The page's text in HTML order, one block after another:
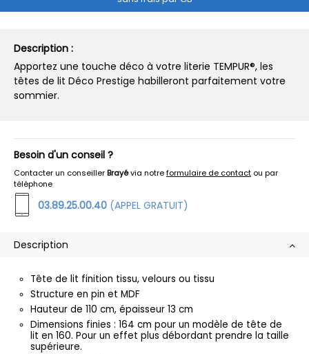
Description :
Apportez une touche déco à votre literie TEMPUR®, les
têtes de lit Déco Prestige habilleront parfaitement votre
sommier.
Besoin d'un conseil ?
Contacter un conseillerBrayévia notreformulaire de contact ou par
téléphone
03.89.25.00.40 (APPEL GRATUIT)
Description
Tête de lit finition tissu, velours ou tissu
Structure en pin et MDF
Hauteur de 110 cm, épaisseur 13 cm
Dimensions finies : 164 cm pour un modèle de tête de
lit en 160. Pour un effet plus débordant prendre la taille
supérieure.